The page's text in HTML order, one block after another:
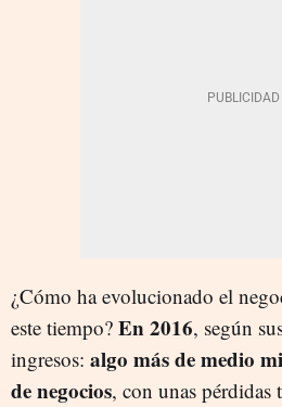
¿Cómo ha evolucionado el
este tiempo? En 2016, según
ingresos: algo más de medio
de negocios, con unas pérdidas